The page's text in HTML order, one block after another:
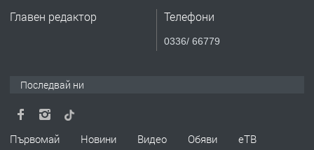
Главен редактор Телефони
0336/ 66779
Последвай ни
Първомай Новини Видео Обяви
еТВ